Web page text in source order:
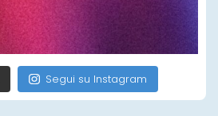
Segui su Instagram